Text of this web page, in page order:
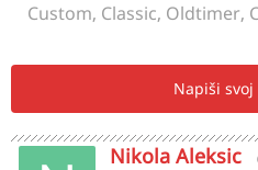
Custom, Classic, Oldtimer,
Napiši
Nikola Aleksic